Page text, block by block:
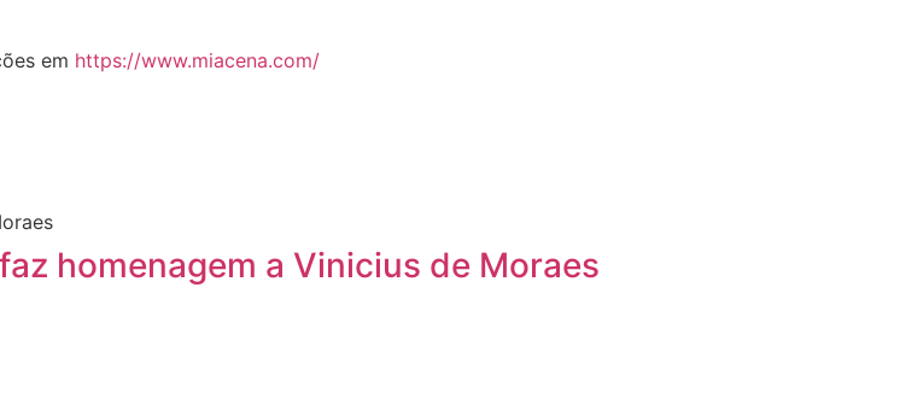
em https://www.miacena.com/
homenagem a Vinicius de Moraes